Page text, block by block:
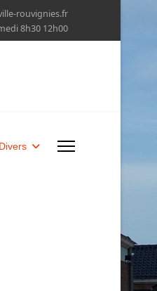
rouvignies.fr
8h30 12h00
Divers